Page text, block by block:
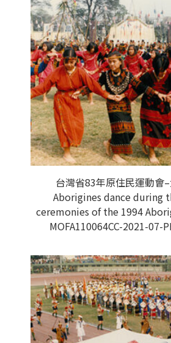
台灣省83年原住民運動會
Aborigines dance during
ceremonies of the 1994
MOFA110064CC-2021-07-